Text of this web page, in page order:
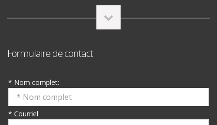
Formulaire de contact
* Nom complet:
* Courriel: